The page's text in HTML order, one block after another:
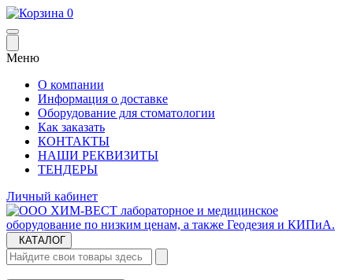
0
Меню
О компании
Информация о доставке
Оборудование для стоматологии
Как заказать
КОНТАКТЫ
НАШИ РЕКВИЗИТЫ
ТЕНДЕРЫ
Личный кабинет
КАТАЛОГ